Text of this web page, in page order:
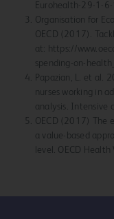
Eurohealth-29-1-
Organisation for
OECD (2017).
at: https://
spending-on-
Papazian, L. et al.
nurses working in
analysis. Intensive
OECD (2017) The
a value-based
level. OECD Health